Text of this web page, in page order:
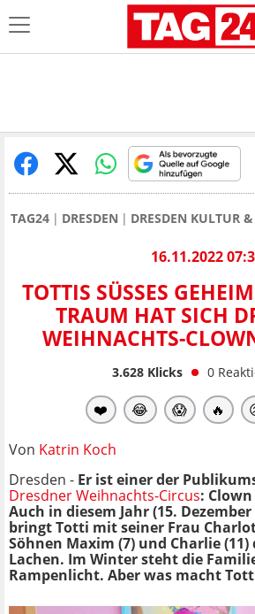
TAG24 DRESDEN DRESDEN KULTUR
16.11.2022
TOTTIS SÜSSES
RAUM HAT SICH
EIHNACHTS-CLOWN
3.628Klicks 0
❤️ 😂 😱 🔥
Von Katrin Koch
Dresden - Er ist einer der
Dresdner Weihnachts-Circus:
Auch in diesem Jahr (15.
bringt Totti mit seiner Frau
Söhnen Maxim (7) und Charlie
Lachen. Im Winter steht die
Rampenlicht. Aber was macht